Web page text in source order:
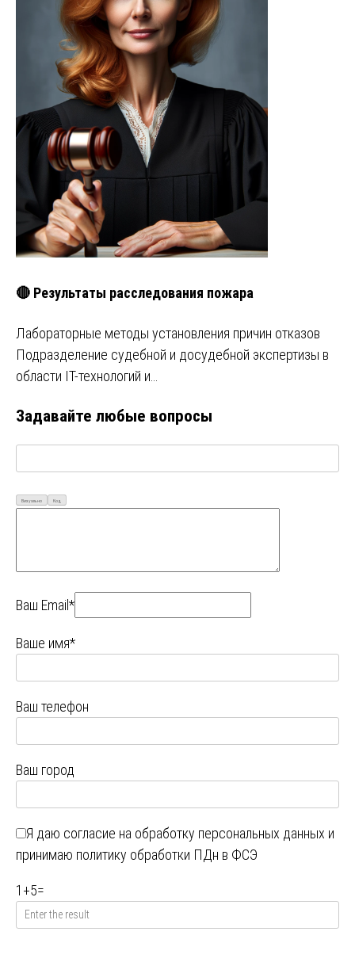
🔴 Результаты расследования пожара
Лабораторные методы установления причин отказов
Подразделение судебной и досудебной экспертизы в
области IT-технологий и…
Задавайте любые вопросы
Визуально Код
Ваш Email*
Ваше имя*
Ваш телефон
Ваш город
Я даю согласие на обработку персональных данных и
принимаю политику обработки ПДн в ФСЭ
1 +5=